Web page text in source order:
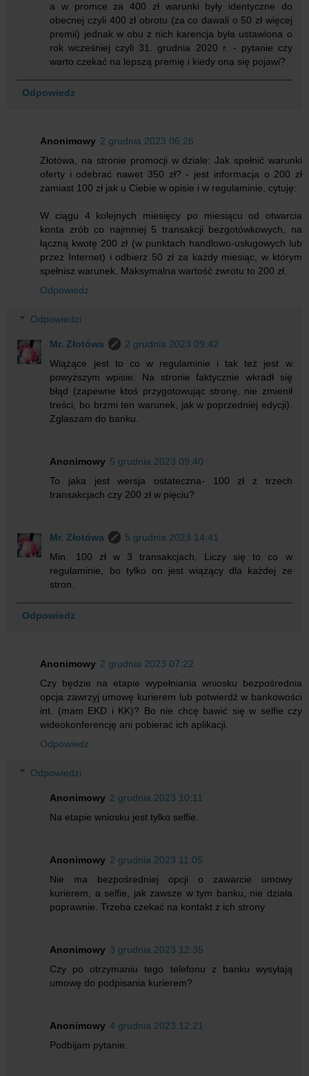
a w promce za 400 zł warunki były identyczne do
obecnej czyli 400 zł obrotu (za co dawali o 50 zł więcej
premii) jednak w obu z nich karencja była ustawiona o
rok wcześniej czyli 31. grudnia 2020 r. - pytanie czy
warto czekać na lepszą premię i kiedy ona się pojawi?
Odpowiedz
Anonimowy 2 grudnia 2023 06:26
Złotówa, na stronie promocji w dziale: Jak spełnić warunki
oferty i odebrać nawet 350 zł? - jest informacja o 200 zł
zamiast 100 zł jak u Ciebie w opisie i w regulaminie, cytuję:
W ciągu 4 kolejnych miesięcy po miesiącu od otwarcia
konta zrób co najmniej 5 transakcji bezgotówkowych, na
łączną kwotę 200 zł (w punktach handlowo-usługowych lub
przez Internet) i odbierz 50 zł za każdy miesiąc, w którym
spełnisz warunek. Maksymalna wartość zwrotu to 200 zł.
Odpowiedz
Odpowiedzi
Mr. Złotówa
2 grudnia 2023 09:42
Wiążące jest to co w regulaminie i tak też jest w
powyższym wpisie. Na stronie faktycznie wkradł się
błąd (zapewne ktoś przygotowując stronę, nie zmienił
treści, bo brzmi ten warunek, jak w poprzedniej edycji).
Zglaszam do banku.
Anonimowy 5 grudnia 2023 09:40
To jaka jest wersja ostateczna- 100 zł z trzech
transakcjach czy 200 zł w pięciu?
Mr. Złotówa
5 grudnia 2023 14:41
Min. 100 zł w 3 transakcjach. Liczy się to co w
regulaminie, bo tylko on jest wiążący dla każdej ze
stron.
Odpowiedz
Anonimowy 2 grudnia 2023 07:22
Czy będzie na etapie wypełniania wniosku bezpośrednia
opcja zawrzyj umowę kurierem lub potwierdź w bankowości
int. (mam EKD i KK)? Bo nie chcę bawić się w selfie czy
wideokonferencję ani pobierać ich aplikacji.
Odpowiedz
Odpowiedzi
Anonimowy 2 grudnia 2023 10:11
Na etapie wniosku jest tylko selfie.
Anonimowy 2 grudnia 2023 11:05
Nie ma bezpośredniej opcji o zawarcie umowy
kurierem, a selfie, jak zawsze w tym banku, nie działa
poprawnie. Trzeba czekać na kontakt z ich strony
Anonimowy 3 grudnia 2023 12:35
Czy po otrzymaniu tego telefonu z banku wysyłają
umowę do podpisania kurierem?
Anonimowy 4 grudnia 2023 12:21
Podbijam pytanie.